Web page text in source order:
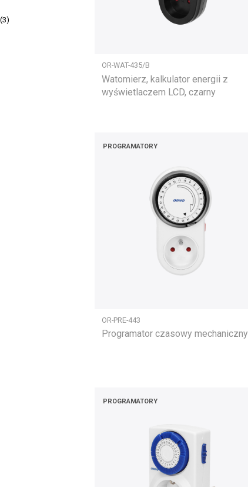
OR-WAT-435/B
Watomierz, kalkulator energii z
wyświetlaczem LCD, czarny
PROGRAMATORY
OR-PRE-443
Programator czasowy mechaniczny
PROGRAMATORY
(3)